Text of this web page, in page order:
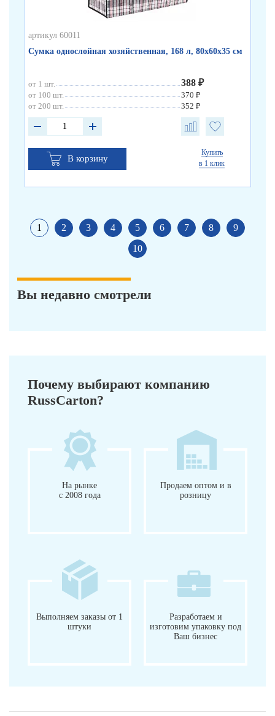
артикул 60011
Сумка однослойная хозяйственная, 168 л, 80х60х35 см
от 1 шт. 388 ₽
от 100 шт.
370 ₽
от 200 шт.
352 ₽
В корзину
Купить
в 1 клик
1 2 3 4 5 6 7 8
9
10
Вы недавно смотрели
Почему выбирают компанию
RussCarton?
На рынке
с 2008 года
Продаем оптом и в
розницу
Выполняем заказы от 1
штуки
Разработаем и
изготовим упаковку под
Ваш бизнес